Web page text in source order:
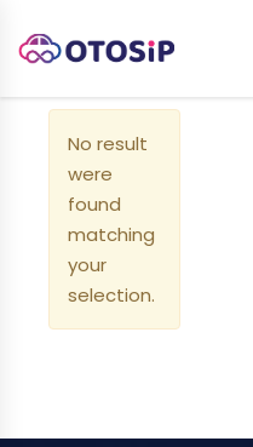
No result
were
found
matching
your
selection.